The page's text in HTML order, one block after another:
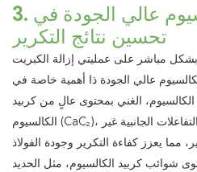
3. دور كربيد الكالسيوم عالي الجودة في
تحسين نتائج التكرير
بشكل مباشر على عمليتي إزالة الكبريت
عالي الجودة ذا أهمية خاصة في
الكالسيوم، الغني بمحتوى عالٍ من كربيد
الكالسيوم (CaC₂)، نشاطًا تفاعليًا أكبر، ويقلل من التفاعلات الجانبية غير
شوائب كربيد الكالسيوم، مثل الحديد